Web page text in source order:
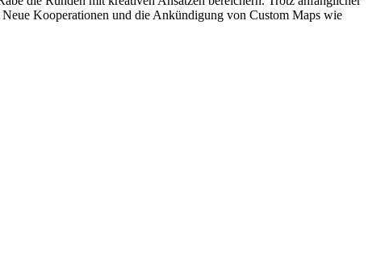
Kooperationen und die Ankündigung von Custom Maps wie